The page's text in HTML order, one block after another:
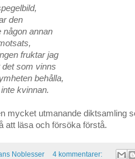
den
någon annan
fruktar jag
det som vinns
behålla,
kvinnan.
mycket utmanande diktsamling
att läsa och försöka förstå.
Noblesser
4 kommentarer: